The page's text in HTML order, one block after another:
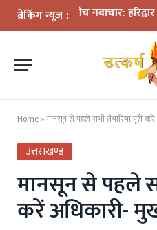
ब्रेकिंग न्यूज़ :
के बीच नवाचार: हरिद्वार कांवड़
Home »मानसून से पहले सभी तैयारियां पूरी करें
उत्तराखण्ड
मानसून से पहले
करें अधिकारी-